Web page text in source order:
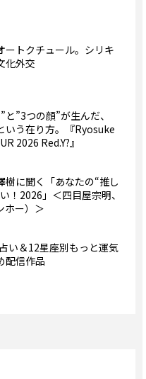
ートクチュール。シリキ
化外交
”3つの顔”が生んだ、
いう在り方。『Ryosuke
2026 Red.Y?』
樹に聞く「あなたの“推し
！2026」＜四目屋宗明、
ホー）＞
い＆12星座別もっと運気
配信作品